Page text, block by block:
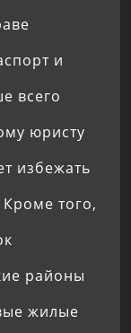
и
всего
юристу
избежать
того,
районы
жилые